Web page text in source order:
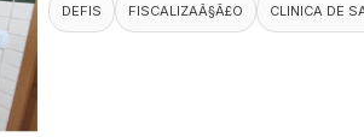
DEFIS FISCALIZAÃ§Ã£O CLINICA DE